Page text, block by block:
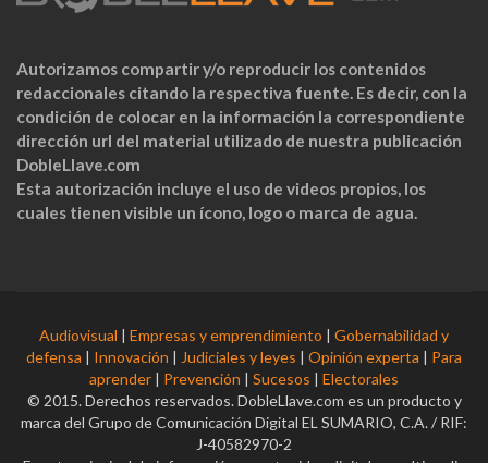
Autorizamos compartir y/o reproducir los contenidos
redaccionales citando la respectiva fuente. Es decir, con la
condición de colocar en la información la correspondiente
dirección url del material utilizado de nuestra publicación
DobleLlave.com
Esta autorización incluye el uso de videos propios, los
cuales tienen visible un ícono, logo o marca de agua.
Audiovisual | Empresas y emprendimiento | Gobernabilidad y
defensa | Innovación | Judiciales y leyes | Opinión experta | Para
aprender | Prevención | Sucesos | Electorales
© 2015. Derechos reservados. DobleLlave.com es un producto y
marca del Grupo de Comunicación Digital EL SUMARIO, C.A. / RIF:
J-40582970-2